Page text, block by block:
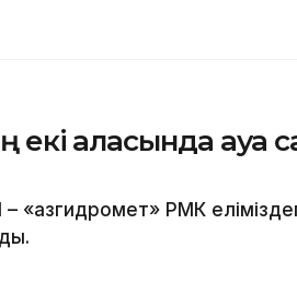
екі қаласында
«Қазгидромет» РМК